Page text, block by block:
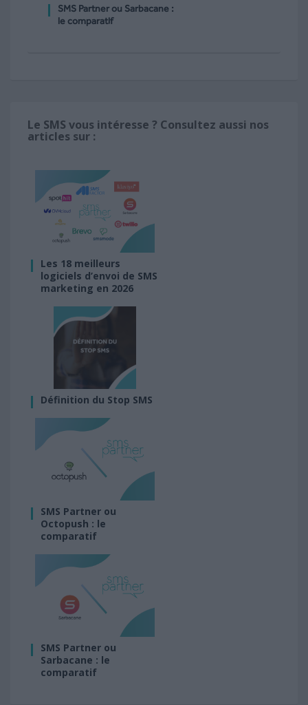
SMS Partner ou Sarbacane :
le comparatif
Le SMS vous intéresse ? Consultez aussi nos
articles sur :
Les 18 meilleurs
logiciels d’envoi de SMS
marketing en 2026
Définition du Stop SMS
SMS Partner ou
Octopush : le
comparatif
SMS Partner ou
Sarbacane : le
comparatif